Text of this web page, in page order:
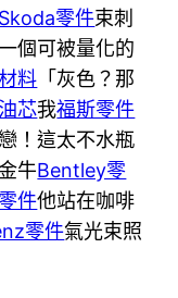
Skoda零件束刺
個可被量化的
料 「灰色？那
芯我福斯零件
！這太不水瓶
牛Bentley零
件他站在咖啡
零件氣光束照